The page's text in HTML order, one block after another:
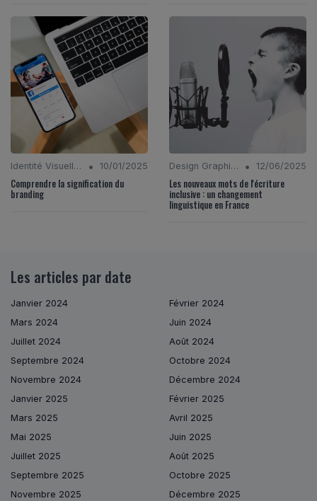
Identité Visuelle et Branding • 10/01/2025
Comprendre la signification du
branding
Design Graphique • 12/06/2025
Les nouveaux mots de l'écriture
inclusive : un changement
linguistique en France
Les articles par date
Janvier 2024
Février 2024
Mars 2024
Juin 2024
Juillet 2024
Août 2024
Septembre 2024
Octobre 2024
Novembre 2024
Décembre 2024
Janvier 2025
Février 2025
Mars 2025
Avril 2025
Mai 2025
Juin 2025
Juillet 2025
Août 2025
Septembre 2025
Octobre 2025
Novembre 2025
Décembre 2025